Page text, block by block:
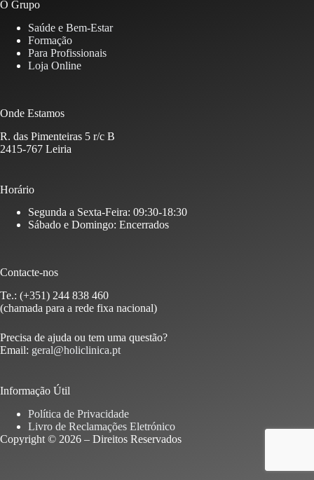
O Grupo
Saúde e Bem-Estar
Formação
Para Profissionais
Loja Online
Onde Estamos
R. das Pimenteiras 5 r/c B
2415-767 Leiria
Horário
Segunda a Sexta-Feira: 09:30-18:30
Sábado e Domingo: Encerrados
Contacte-nos
Te.: (+351) 244 838 460
(chamada para a rede fixa nacional)
Precisa de ajuda ou tem uma questão?
Email: geral@holiclinica.pt
Informação Útil
Política de Privacidade
Livro de Reclamações Eletrónico
Copyright © 2026 – Direitos Reservados